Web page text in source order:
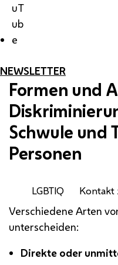
uT
ub
e
NEWSLETTER
Formen und
Schwule und
Personen
LGBTIQ Kontakt
Verschiedene Arten
unterscheiden:
Direkte oder